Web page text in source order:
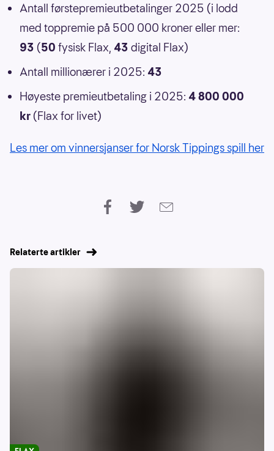
Antall førstepremieutbetalinger 2025 (i lodd
med toppremie på 500 000 kroner eller mer:
93 (50 fysisk Flax, 43 digital Flax)
Antall millionærer i 2025: 43
Høyeste premieutbetaling i 2025: 4 800 000
kr (Flax for livet)
Les mer om vinnersjanser for Norsk Tippings spill her
Relaterte artikler